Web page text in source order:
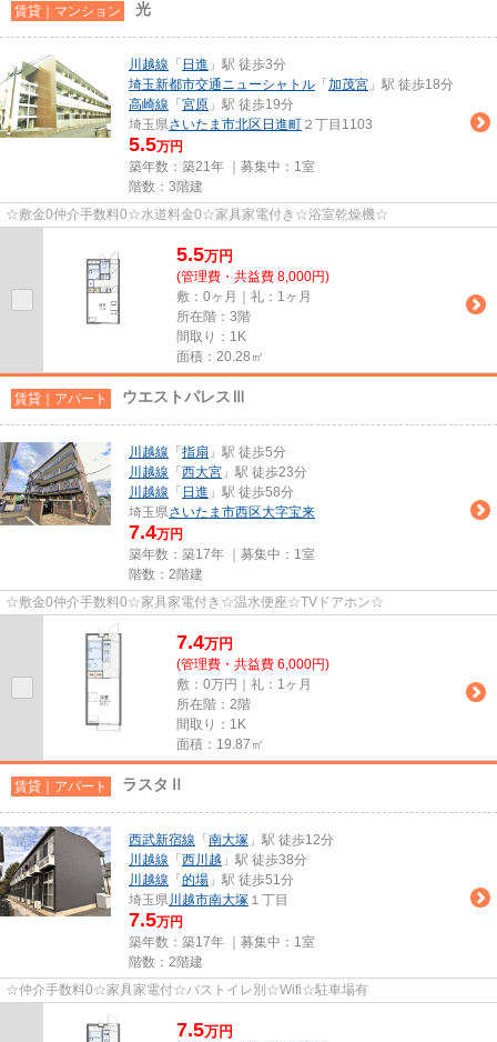
賃貸｜マンション 光
川越線 「 日進 」駅 徒歩3分
埼玉新都市交通ニューシャトル 「 加茂宮 」駅 徒歩18分
高崎線 「 宮原 」駅 徒歩19分
埼玉県さいたま市北区 日進町 ２丁目1103
5.5万円
築年数：築21年 ｜募集中： 1室
階数：3階建
☆敷金0仲介手数料0☆水道料金0☆家具家電付き☆浴室乾燥機☆
5.5万円
(管理費・共益費 8,000円)
敷：0ヶ月｜礼：1ヶ月
所在階：3階
間取り：1K
面積：20.28㎡
賃貸｜アパート ウエストパレスⅢ
川越線 「 指扇 」駅 徒歩5分
川越線 「 西大宮 」駅 徒歩23分
川越線 「 日進 」駅 徒歩58分
埼玉県さいたま市西区大字宝来
7.4万円
築年数：築17年 ｜募集中： 1室
階数：2階建
☆敷金0仲介手数料0☆家具家電付き☆温水便座☆TVドアホン☆
7.4万円
(管理費・共益費 6,000円)
敷：0万円｜礼：1ヶ月
所在階：2階
間取り：1K
面積：19.87㎡
賃貸｜アパート ラスタⅡ
西武新宿線 「 南大塚 」駅 徒歩12分
川越線 「 西川越 」駅 徒歩38分
川越線 「 的場 」駅 徒歩51分
埼玉県川越市南大塚 １丁目
7.5万円
築年数：築17年 ｜募集中： 1室
階数：2階建
☆仲介手数料0☆家具家電付☆バストイレ別☆Wifi☆駐車場有
7.5万円